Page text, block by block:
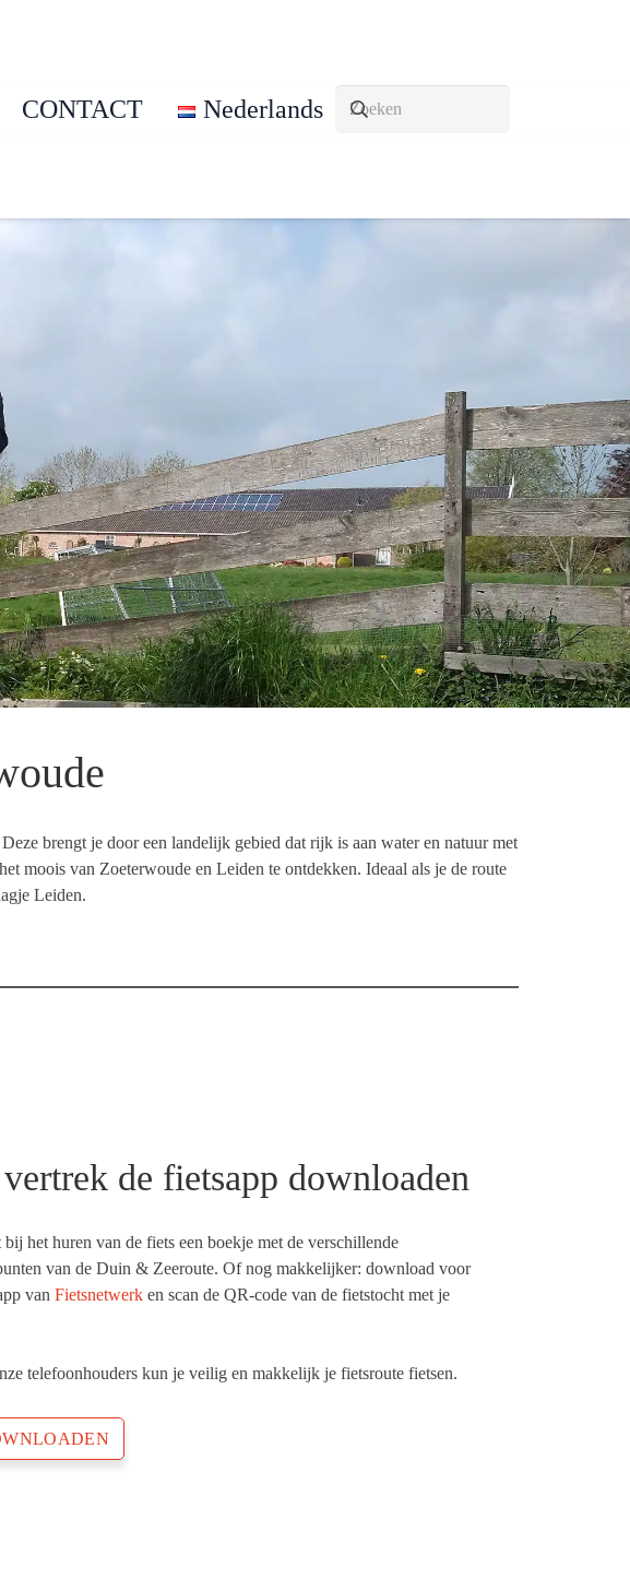
CONTACT Nederlands
brengt je door een landelijk gebied dat rijk is aan water en natuur met
moois van Zoeterwoude en Leiden te ontdekken. Ideaal als je de route
Leiden.
de fietsapp downloaden
bij het huren van de fiets een boekje met de verschillende
van de Duin & Zeeroute. Of nog makkelijker: download voor
van Fietsnetwerk en scan de QR-code van de fietstocht met je
telefoonhouders kun je veilig en makkelijk je fietsroute fietsen.